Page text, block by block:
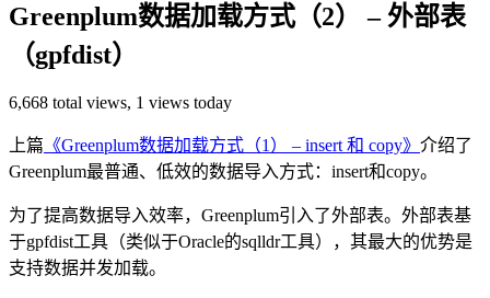
Greenplum数据加载方式（2） – 外部表
（gpfdist）
6,668 total views, 1 views today
上篇 《Greenplum数据加载方式（1） – insert 和 copy》 介绍了
Greenplum最普通、低效的数据导入方式：insert和copy。
为了提高数据导入效率，Greenplum引入了外部表。外部表基
于gpfdist工具（类似于Oracle的sqlldr工具），其最大的优势是
支持数据并发加载。